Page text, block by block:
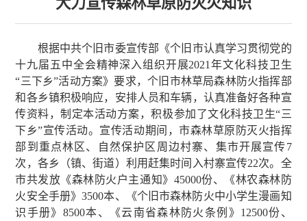
根据中共个旧市委宣传部《个旧市认真学习贯彻党的
十九届五中全会精神深入组织开展2021年文化科技卫生
“三下乡”活动方案》要求，个旧市林草局森林防火指挥部
和各乡镇积极响应，安排人员和车辆，认真准备好各种宣
传资料，制定本活动方案，积极参加了文化科技卫生“三
下乡”宣传活动。宣传活动期间，市森林草原防灭火指挥
部到重点林区、自然保护区周边村寨、集市开展宣传7
次，各乡（镇、街道）利用赶集时间入村寨宣传22次。全
市共发放《森林防火户主通知》45000份、《林农森林防
火安全手册》3500本、《个旧市森林防火中小学生漫画知
识手册》8500本、《云南省森林防火条例》12500份、